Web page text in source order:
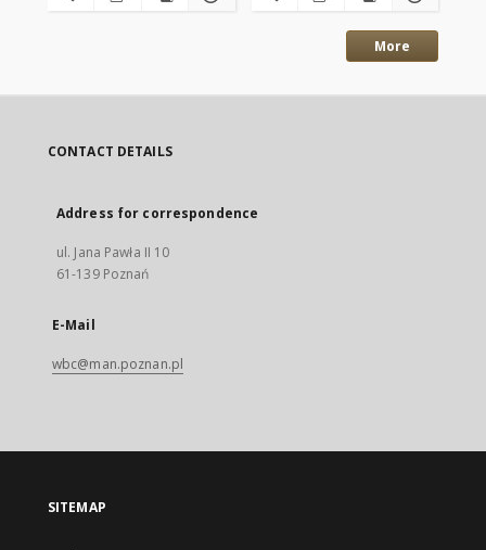
More
CONTACT DETAILS
Address for correspondence
ul. Jana Pawła II 10
61-139 Poznań
E-Mail
wbc@man.poznan.pl
SITEMAP